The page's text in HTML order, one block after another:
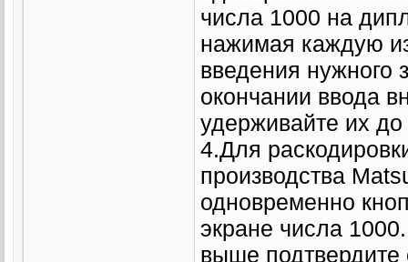
числа 1000 на
нажимая каждую
введения нужного
окончании ввода
удерживайте их
4.Для
производства
одновременно
экране числа
выше подтвердите